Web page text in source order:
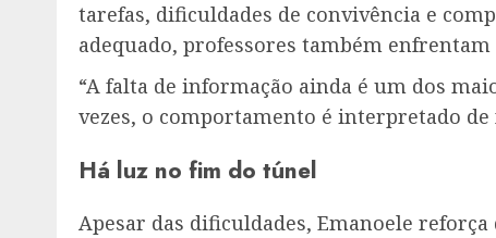
tarefas, dificuldades de convivência e
adequado, professores também enfrentam
“A falta de informação ainda é um dos
vezes, o comportamento é interpretado de
Há luz no fim do túnel
Apesar das dificuldades, Emanoele